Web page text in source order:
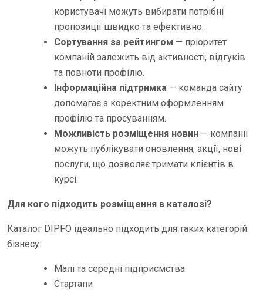
користувачі можуть вибирати потрібні
пропозиції швидко та ефективно.
Сортування за рейтингом — пріоритет
компаній залежить від активності, відгуків
та повноти профілю.
Інформаційна підтримка — команда сайту
допомагає з коректним оформленням
профілю та просуванням.
Можливість розміщення новин — компанії
можуть публікувати оновлення, акції, нові
послуги, що дозволяє тримати клієнтів в
курсі.
Для кого підходить розміщення в каталозі?
Каталог DIPFO ідеально підходить для таких категорій
бізнесу:
Малі та середні підприємства
Стартапи